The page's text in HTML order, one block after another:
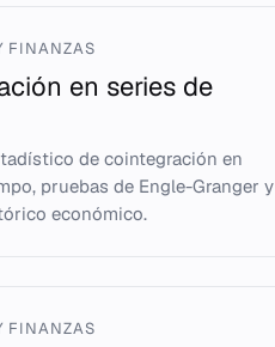
FINANZAS
en series de
de cointegración en
pruebas de Engle-Granger y
económico.
FINANZAS